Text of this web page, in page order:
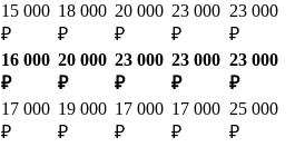
15 000
₽
18 000
₽
20 000
₽
23 000
₽
23 000
₽
16 000
₽
20 000
₽
23 000
₽
23 000
₽
23 000
₽
17 000
₽
19 000
₽
17 000
₽
17 000
₽
25 000
₽